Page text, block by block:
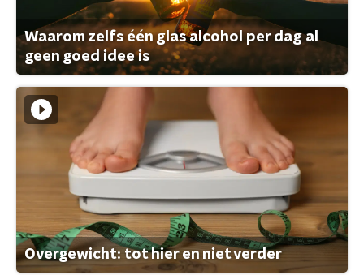
Waarom zelfs één glas alcohol per dag al
geen goed idee is
Overgewicht: tot hier en niet verder